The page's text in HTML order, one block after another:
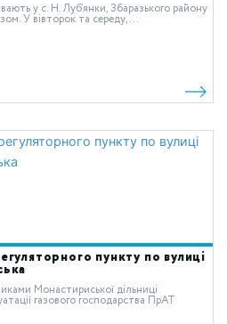
у с. Н. Луб’янки, Збаразького району
У вівторок та середу,...
пункту по вулиці
Монастириської дільниці
газового господарства ПрАТ